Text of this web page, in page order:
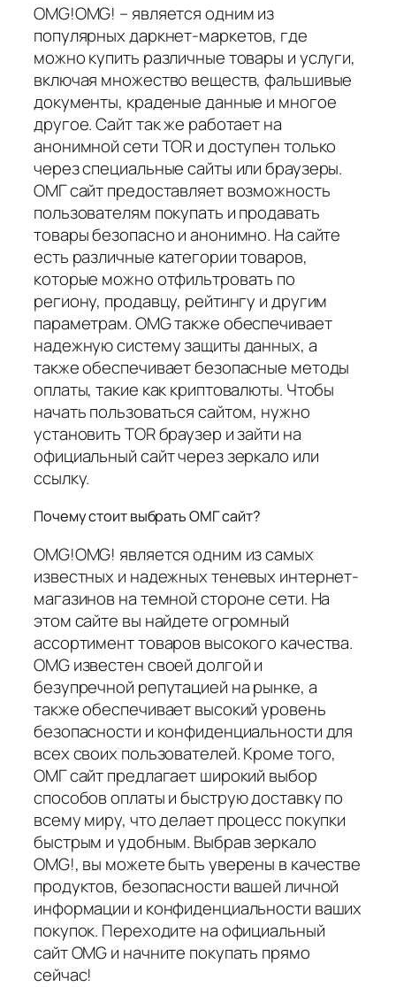
OMG!OMG! – является одним из
популярных даркнет-маркетов, где
можно купить различные товары и услуги,
включая множество веществ, фальшивые
документы, краденые данные и многое
другое. Сайт так же работает на
анонимной сети TOR и доступен только
через специальные сайты или браузеры.
ОМГ сайт предоставляет возможность
пользователям покупать и продавать
товары безопасно и анонимно. На сайте
есть различные категории товаров,
которые можно отфильтровать по
региону, продавцу, рейтингу и другим
параметрам. OMG также обеспечивает
надежную систему защиты данных, а
также обеспечивает безопасные методы
оплаты, такие как криптовалюты. Чтобы
начать пользоваться сайтом, нужно
установить TOR браузер и зайти на
официальный сайт через зеркало или
ссылку.
Почему стоит выбрать ОМГ сайт?
OMG!OMG! является одним из самых
известных и надежных теневых интернет-
магазинов на темной стороне сети. На
этом сайте вы найдете огромный
ассортимент товаров высокого качества.
OMG известен своей долгой и
безупречной репутацией на рынке, а
также обеспечивает высокий уровень
безопасности и конфиденциальности для
всех своих пользователей. Кроме того,
ОМГ сайт предлагает широкий выбор
способов оплаты и быструю доставку по
всему миру, что делает процесс покупки
быстрым и удобным. Выбрав зеркало
OMG!, вы можете быть уверены в качестве
продуктов, безопасности вашей личной
информации и конфиденциальности ваших
покупок. Переходите на официальный
сайт OMG и начните покупать прямо
сейчас!